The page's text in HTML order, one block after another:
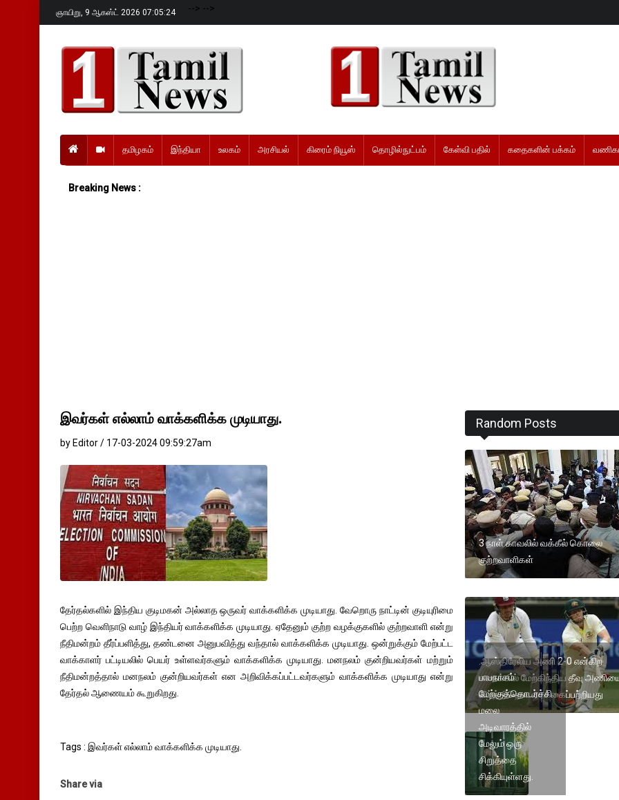
ஞாயிறு, 9 ஆகஸ்ட் 2026 07:05:25 --> -->
தமிழகம் இந்தியா உலகம் அரசியல் கிரைம் நியூஸ் தொழில்நுட்பம் கேள்வி பதில் கதைகளின் பக்கம்
Breaking News :
இவர்கள் எல்லாம் வாக்களிக்க முடியாது.
by Editor / 17-03-2024 09:59:27am
தேர்தல்களில் இந்திய குடிமகன் அல்லாத ஒருவர் வாக்களிக்க முடியாது. வேறொரு நாட்டின் குடியுரிமை
பெற்ற வெளிநாடு வாழ் இந்தியர் வாக்களிக்க முடியாது. ஏதேனும் குற்ற வழக்குகளில் குற்றவாளி என்று
நீதிமன்றம் தீர்ப்பளித்து, தண்டனை அனுபவித்து வந்தால் வாக்களிக்க முடியாது. ஒன்றுக்கும் மேற்பட்ட
வாக்காளர் பட்டியலில் பெயர் உள்ளவர்களும் வாக்களிக்க முடியாது. மனநலம் குன்றியவர்கள் மற்றும்
நீதிமன்றத்தால் மனநலம் குன்றியவர்கள் என அறிவிக்கப்பட்டவர்களும் வாக்களிக்க முடியாது என்று
தேர்தல் ஆணையம் கூறுகிறது.
Tags : இவர்கள் எல்லாம் வாக்களிக்க முடியாது.
Share via
Random Posts
3 நாள் காவலில் வக்கீல் கொலை
குற்றவாளிகள்
.ஆஸ்திரேலிய அணி 2-0 என்கிற
கணக்கில் மேற்கிந்திய தீவு
வீழ்த்திதொடரைக்கைப்பற்றியது
பாபநாசம்
மேற்குத்தொடர்ச்சி
மலை
அடிவாரத்தில்
மேலும் ஒரு
சிறுத்தை
சிக்கியுள்ளது.